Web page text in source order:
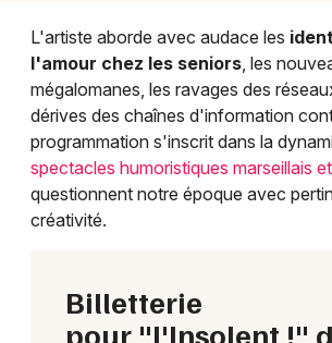
Mon email
Je m'abonne
L'artiste aborde avec audace les
l'amour chez les seniors, les
mégalomanes, les ravages des
dérives des chaînes d'information
programmation s'inscrit dans la
spectacles humoristiques marseillais
questionnent notre époque avec
créativité.
Billetterie
pour "l'Insolent !"